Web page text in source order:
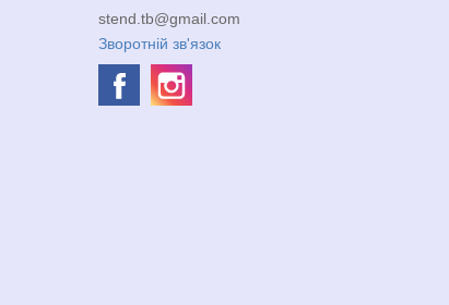
stend.tb@gmail.com
Зворотній зв'язок